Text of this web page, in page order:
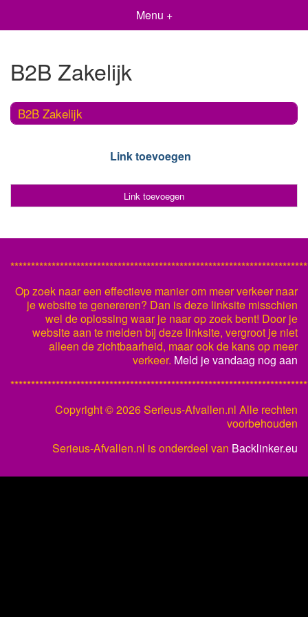
Menu +
B2B Zakelijk
B2B Zakelijk
Link toevoegen
Link toevoegen
Op zoek naar een effectieve manier om meer verkeer naar
je website te genereren? Dan is deze linksite misschien
wel de oplossing waar je naar op zoek bent! Door je
website aan te melden bij deze linksite, vergroot je niet
alleen de zichtbaarheid, maar ook de kans op meer
verkeer. Meld je vandaag nog aan
Copyright ©2026 Serieus-Afvallen.nl Alle rechten
voorbehouden
Serieus-Afvallen.nl is onderdeel van Backlinker.eu